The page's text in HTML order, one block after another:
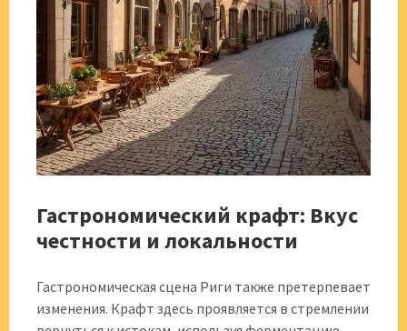
Гастрономический крафт: Вкус
честности и локальности
Гастрономическая сцена Риги также претерпевает
изменения. Крафт здесь проявляется в стремлении